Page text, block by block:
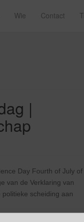
Wie Contact
|
Day Fourth of July of
van de Verklaring van
scheiding aan